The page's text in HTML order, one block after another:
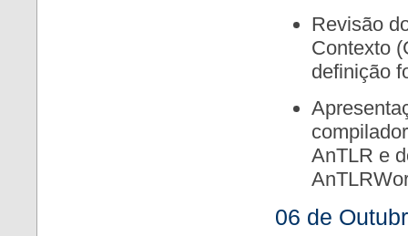
Revisão
Contexto
definição
AnTLR e
06 de